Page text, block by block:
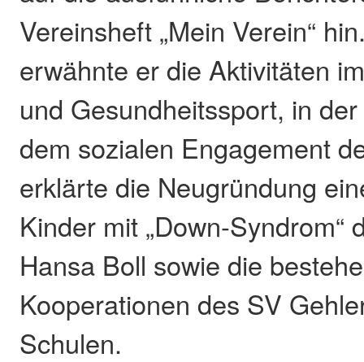
Vereinsheft „Mein Verein“
erwähnte er die Aktivitäten
und Gesundheitssport, in
dem sozialen Engagement
erklärte die Neugründung
Kinder mit „Down-Syndrom“
Hansa Boll sowie die
Kooperationen des SV
Schulen.